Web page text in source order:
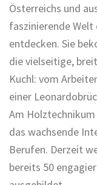
Österreichs und
faszinierende
entdecken. Sie
die vielseitige,
Kuchl: vom
einer
Am
das wachsende
Berufen. Derzeit
bereits 50